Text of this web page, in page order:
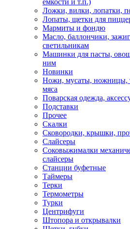
емкости и т.п.)
Ложки, вилки, лопатки,
Лопаты, щетки для
Мармиты и фондю
Масло, баллончики,
светильникам
Машинки для пасты,
ним
Новинки
Ножи, мусаты, ножницы,
мяса
Поварская одежда,
Подставки
Прочее
Скалки
Сковородки, крышки,
Слайсеры
Соковыжималки
слайсеры
Станции буфетные
Таймеры
Терки
Термометры
Турки
Центрифуги
Штопора и открывалки